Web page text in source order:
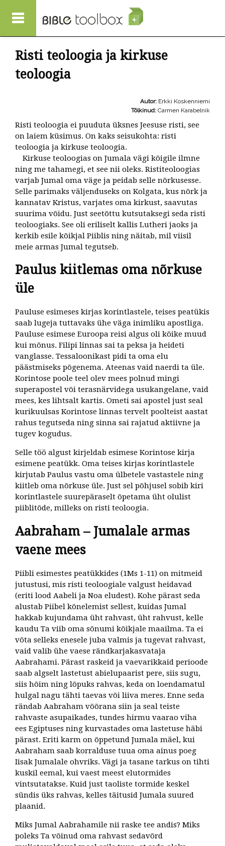
Risti teoloogia ja kirkuse
teoloogia
Autor: Erkki Koskenniemi
Tõlkinud: Carmen Karabelnik
Risti teoloogia ei puuduta üksnes Jeesuse risti, see
on laiem küsimus. On kaks seisukohta: risti
teoloogia ja kirkuse teoloogia.
Kirkuse teoloogias on Jumala vägi kõigile ilmne
ning me tahamegi, et see nii oleks. Ristiteoloogias
varjab Jumal oma väge ja peidab selle nõrkusesse.
Selle parimaks väljenduseks on Kolgata, kus nõrk ja
kannatav Kristus, varjates oma kirkust, saavutas
suurima võidu. Just seetõttu kutsutaksegi seda risti
teoloogiaks. See oli eriliselt kallis Lutheri jaoks ja
kerkib esile kõikjal Piiblis ning näitab, mil viisil
meie armas Jumal tegutseb.
Paulus kiitlemas oma nõrkuse
üle
Pauluse esimeses kirjas korintlastele, teises peatükis
saab lugeja tuttavaks ühe väga inimliku apostliga.
Pauluse esimese Euroopa reisi algus oli kõike muud
kui mõnus. Filipi linnas sai ta peksa ja heideti
vanglasse. Tessaloonikast pidi ta oma elu
päästmiseks põgenema. Ateenas vaid naerdi ta üle.
Korintose poole teel olev mees polnud mingi
superapostel või terasnärvidega usukangelane, vaid
mees, kes lihtsalt kartis. Ometi sai apostel just seal
kurikuulsas Korintose linnas tervelt poolteist aastat
rahus tegutseda ning sinna sai rajatud aktiivne ja
tugev kogudus.
Selle töö algust kirjeldab esimese Korintose kirja
esimene peatükk. Oma teises kirjas korintlastele
kirjutab Paulus vastu oma ülbetele vastastele ning
kiitleb oma nõrkuse üle. Just sel põhjusel sobib kiri
korintlastele suurepäraselt õpetama üht olulist
piiblitõde, milleks on risti teoloogia.
Aabraham – Jumalale armas
vaene mees
Piibli esimestes peatükkides (1Ms 1-11) on mitmeid
jutustusi, mis risti teoloogiale valgust heidavad
(eriti lood Aabeli ja Noa eludest). Kohe pärast seda
alustab Piibel kõnelemist sellest, kuidas Jumal
hakkab kujundama üht rahvast, üht rahvust, kelle
kaudu Ta viib oma sõnumi kõikjale maailma. Ta ei
võta selleks enesele juba valmis ja tugevat rahvast,
vaid valib ühe vaese rändkarjakasvataja
Aabrahami. Pärast raskeid ja vaevarikkaid perioode
saab algselt lastetust abielupaarist pere, siis sugu,
siis hõim ning lõpuks rahvas, keda on loendamatul
hulgal nagu tähti taevas või liiva meres. Enne seda
rändab Aabraham võõrana siin ja seal teiste
rahvaste asupaikades, tundes hirmu vaarao viha
ees Egiptuses ning kurvastades oma lastetuse häbi
pärast. Eriti karm on õppetund Jumala mäel, kui
Aabraham saab korralduse tuua oma ainus poeg
Iisak Jumalale ohvriks. Vägi ja tasane tarkus on tihti
kuskil eemal, kui vaest meest elutormides
vintsutatakse. Kuid just taoliste tormide keskel
sündis üks rahvas, kelles täitusid Jumala suured
plaanid.
Miks Jumal Aabrahamile nii raske tee andis? Miks
poleks Ta võinud oma rahvast sedavõrd